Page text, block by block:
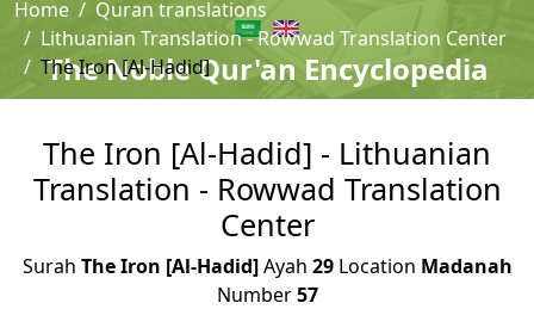
The Noble Qur'an Encyclopedia
Home
Quran translations
Lithuanian Translation - Rowwad Translation Center
The Iron [Al-Hadid]
The Iron [Al-Hadid] - Lithuanian
Translation - Rowwad Translation
Center
Surah The Iron [Al-Hadid]Ayah 29Location Madanah
Number57